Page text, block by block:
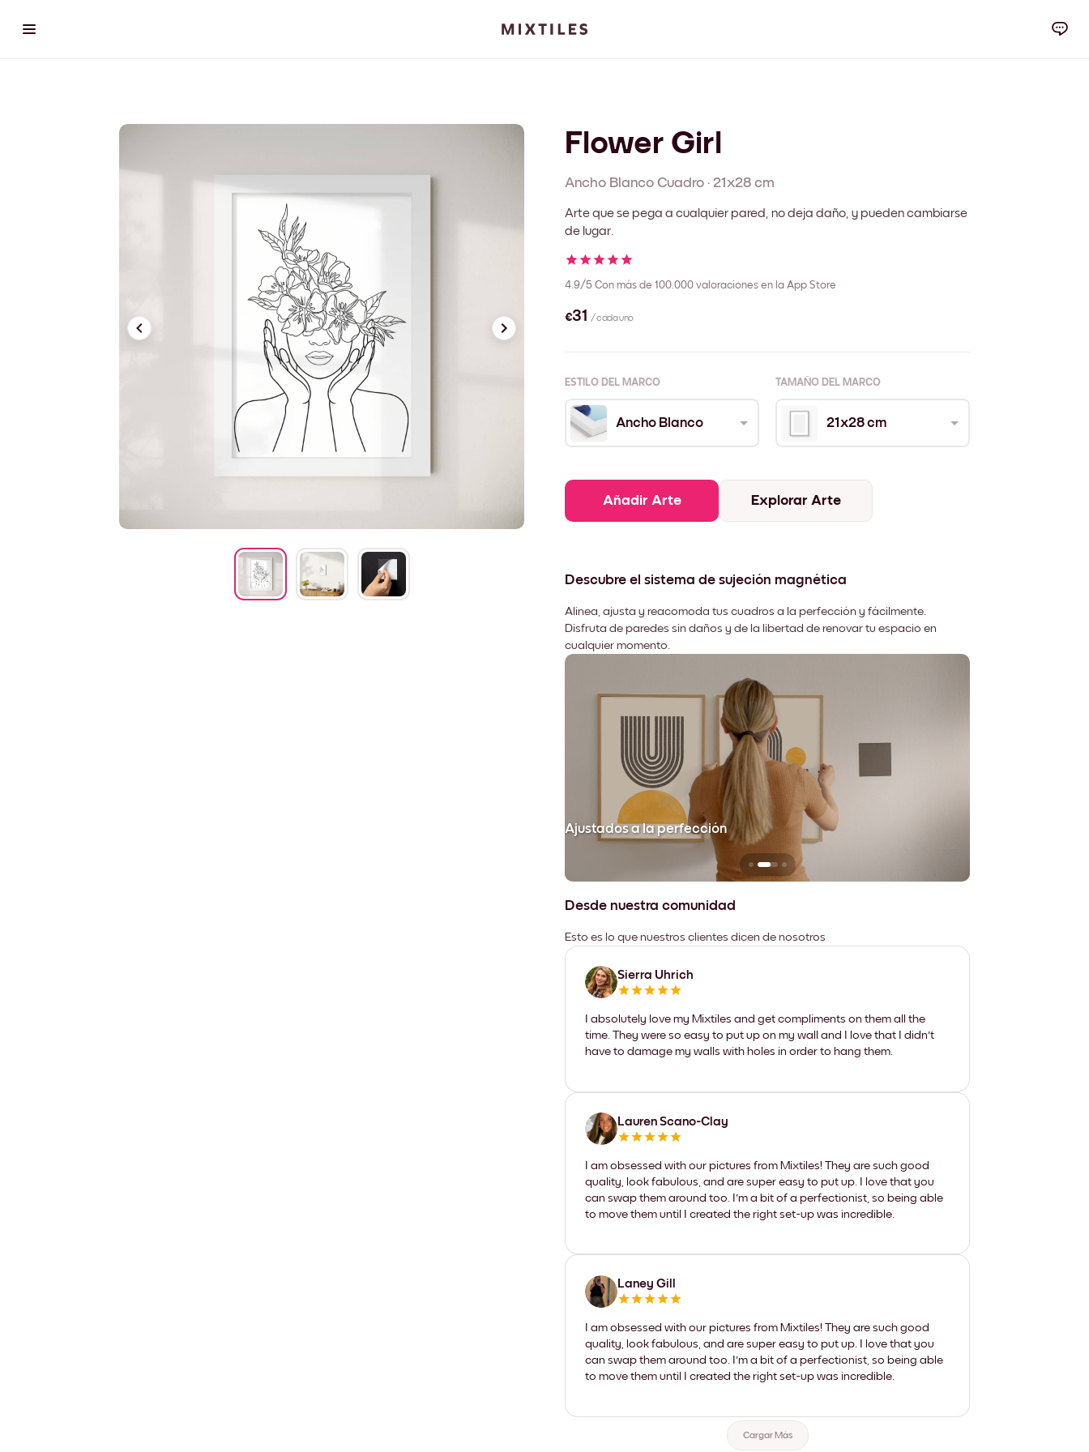
Flower Girl
Ancho Blanco Cuadro · 21x28 cm
Arte que se pega a cualquier pared, no deja daño, y pueden cambiarse
de lugar.
4.9/5 Con más de 100.000 valoraciones en la App Store
€31 / cada uno
ESTILO DEL MARCO TAMAÑO DEL MARCO
Ancho Blanco 21x28 cm
Añadir Arte Explorar Arte
Descubre el sistema de sujeción magnética
Alinea, ajusta y reacomoda tus cuadros a la perfección y fácilmente.
Disfruta de paredes sin daños y de la libertad de renovar tu espacio en
cualquier momento.
Ajustados a la perfección
Desde nuestra comunidad
Esto es lo que nuestros clientes dicen de nosotros
Sierra Uhrich
I absolutely love my Mixtiles and get compliments on them all the
time. They were so easy to put up on my wall and I love that I didn't
have to damage my walls with holes in order to hang them.
Lauren Scano-Clay
I am obsessed with our pictures from Mixtiles! They are such good
quality, look fabulous, and are super easy to put up. I love that you
can swap them around too. I'm a bit of a perfectionist, so being able
to move them until I created the right set-up was incredible.
Laney Gill
I am obsessed with our pictures from Mixtiles! They are such good
quality, look fabulous, and are super easy to put up. I love that you
can swap them around too. I'm a bit of a perfectionist, so being able
to move them until I created the right set-up was incredible.
Cargar Más